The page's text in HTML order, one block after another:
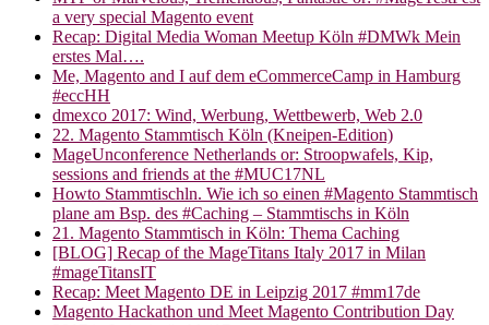
a very special Magento event
Recap: Digital Media Woman Meetup Köln #DMWk Mein
erstes Mal….
Me, Magento and I auf dem eCommerceCamp in Hamburg
#eccHH
dmexco 2017: Wind, Werbung, Wettbewerb, Web 2.0
22. Magento Stammtisch Köln (Kneipen-Edition)
MageUnconference Netherlands or: Stroopwafels, Kip,
sessions and friends at the #MUC17NL
Howto Stammtischln. Wie ich so einen #Magento Stammtisch
plane am Bsp. des #Caching – Stammtischs in Köln
21. Magento Stammtisch in Köln: Thema Caching
[BLOG] Recap of the MageTitans Italy 2017 in Milan
#mageTitansIT
Recap: Meet Magento DE in Leipzig 2017 #mm17de
Magento Hackathon und Meet Magento Contribution Day